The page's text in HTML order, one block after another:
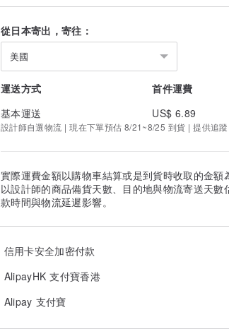
從日本寄出，寄往：
美國
運送方式 首件運費
基本運送
US$ 6.89
設計師自選物流 | 現在下單預估 8/21~8/25 到貨 | 提供追蹤
實際運費金額以購物車結算或是到貨時收取的金額
以設計師的商品備貨天數、目的地與物流寄送天
款時間與物流延遲影響。
信用卡安全加密付款
AlipayHK 支付寶香港
Alipay 支付寶